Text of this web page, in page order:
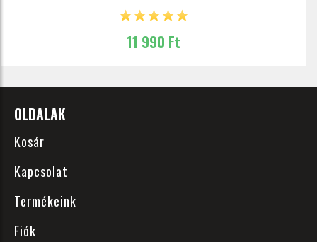
11 990 Ft
OLDALAK
Kosár
Kapcsolat
Termékeink
Fiók